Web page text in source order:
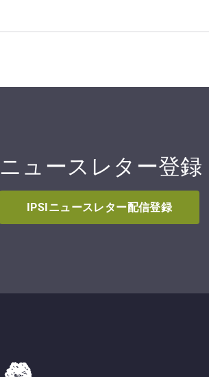
ニュースレター登録
IPSIニュースレター配信登録